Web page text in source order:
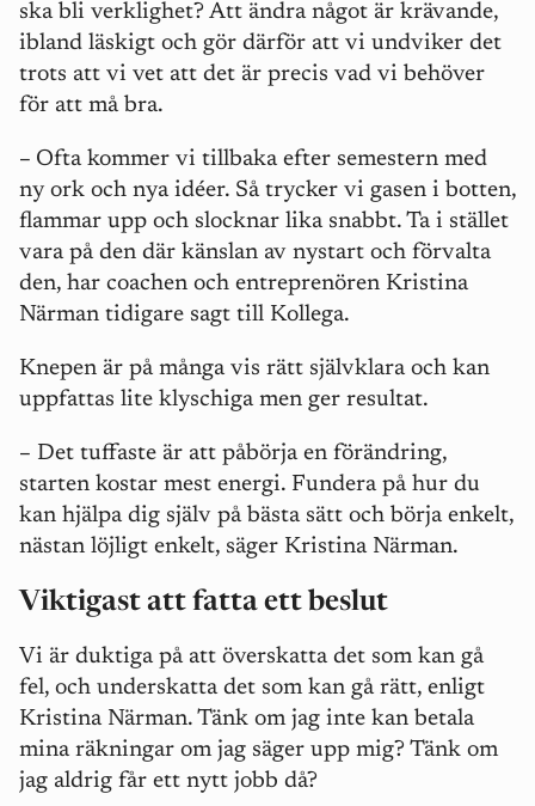
ska bli verklighet? Att ändra något är krävande,
ibland läskigt och gör därför att vi undviker det
trots att vi vet att det är precis vad vi behöver
för att må bra.
– Ofta kommer vi tillbaka efter semestern med
ny ork och nya idéer. Så trycker vi gasen i botten,
flammar upp och slocknar lika snabbt. Ta i stället
vara på den där känslan av nystart och förvalta
den, har coachen och entreprenören Kristina
Närman tidigare sagt till Kollega.
Knepen är på många vis rätt självklara och kan
uppfattas lite klyschiga men ger resultat.
– Det tuffaste är att påbörja en förändring,
starten kostar mest energi. Fundera på hur du
kan hjälpa dig själv på bästa sätt och börja enkelt,
nästan löjligt enkelt, säger Kristina Närman.
Viktigast att fatta ett beslut
Vi är duktiga på att överskatta det som kan gå
fel, och underskatta det som kan gå rätt, enligt
Kristina Närman. Tänk om jag inte kan betala
mina räkningar om jag säger upp mig? Tänk om
jag aldrig får ett nytt jobb då?